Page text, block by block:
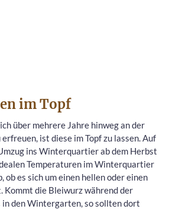
im Topf
über mehrere Jahre hinweg an der
ist diese im Topf zu lassen. Auf
ins Winterquartier ab dem Herbst
Temperaturen im Winterquartier
ob es sich um einen hellen oder einen
Kommt die Bleiwurz während der
den Wintergarten, so sollten dort